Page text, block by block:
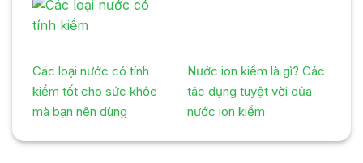
Các loại nước có tính
kiềm tốt cho sức khỏe
mà bạn nên dùng
Nước ion kiềm là gì? Các
tác dụng tuyệt vời của
nước ion kiềm